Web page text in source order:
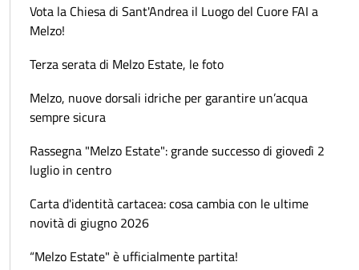
Vota la Chiesa di Sant'Andrea il Luogo del Cuore FAI a
Melzo!
Terza serata di Melzo Estate, le foto
Melzo, nuove dorsali idriche per garantire un’acqua
sempre sicura
Rassegna "Melzo Estate": grande successo di giovedì 2
luglio in centro
Carta d'identità cartacea: cosa cambia con le ultime
novità di giugno 2026
“Melzo Estate" è ufficialmente partita!